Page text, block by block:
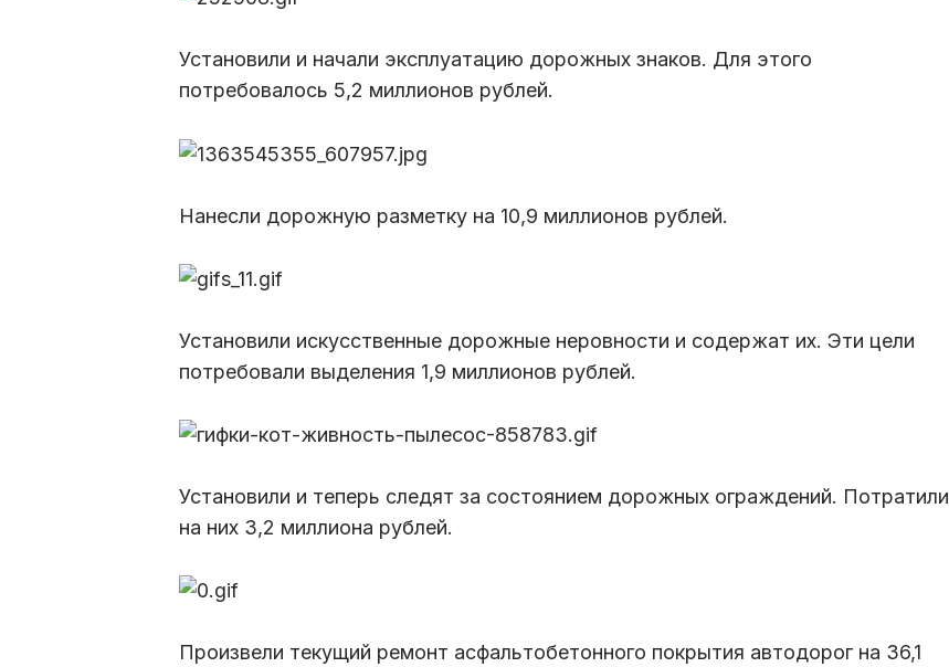
Установили и начали эксплуатацию дорожных знаков. Для этого
потребовалось 5,2 миллионов рублей.
Нанесли дорожную разметку на 10,9 миллионов рублей.
Установили искусственные дорожные неровности и содержат их. Эти цели
потребовали выделения 1,9 миллионов рублей.
Установили и теперь следят за состоянием дорожных ограждений. Потратили
на них 3,2 миллиона рублей.
Произвели текущий ремонт асфальтобетонного покрытия автодорог на 36,1